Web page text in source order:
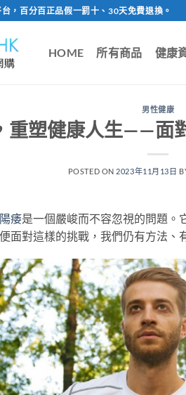
，百分百正品假一罰十、30天免費退換。
HOME 所有商品 健康
男性健康
重塑健康人生——面
POSTED ON 2023年11月13日
陽痿是一個嚴峻而不容忽視的問題。
面對這樣的挑戰，我們仍有方法、